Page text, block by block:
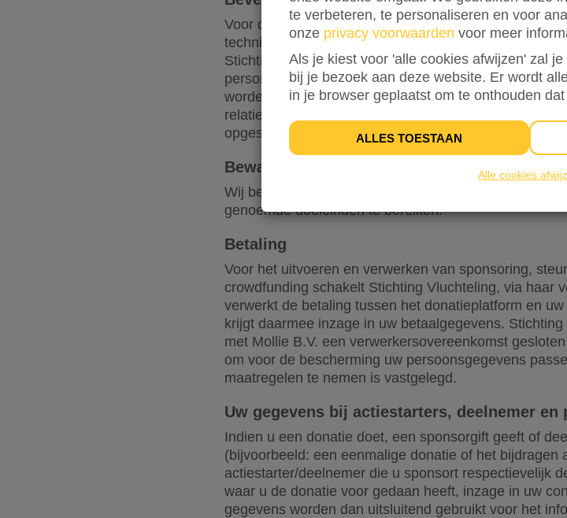
Voor de bescherming van uw persoonsgegevens
technische en organisatorische maatregelen
Stichting Vluchteling gebruik van een beveiligde
personen die daartoe bevoegd zijn. Eventuele
worden encrypted verzonden. Gegevens van
relaties, vrijwilligers, vrienden en andere
opgeslagen.
Bewaartermijn van uw Persoonsgegevens
Wij bewaren uw gegevens niet langer dan
genoemde doeleinden te bereiken.
Betaling
Voor het uitvoeren en verwerken van sponsoring,
crowdfunding schakelt Stichting Vluchteling, via haar
verwerkt de betaling tussen het donatieplatform en
krijgt daarmee inzage in uw betaalgegevens.
met Mollie B.V. een verwerkersovereenkomst
om voor de bescherming uw persoonsgegevens
maatregelen te nemen is vastgelegd.
Uw gegevens bij actiestarters, deelnemer en
Indien u een donatie doet, een sponsorgift geeft of
(bijvoorbeeld: een eenmalige donatie of het
actiestarter/deelnemer die u sponsort respectievelijk
waar u de donatie voor gedaan heeft, inzage in uw
gegevens worden dan uitsluitend gebruikt voor het
te verbeteren, te personaliseren en voor
onze privacy voorwaarden voor meer
Als je kiest voor 'alle cookies afwijzen' zal
bij je bezoek aan deze website. Er wordt
in je browser geplaatst om te onthouden
ALLES TOESTAAN
Alle cookies